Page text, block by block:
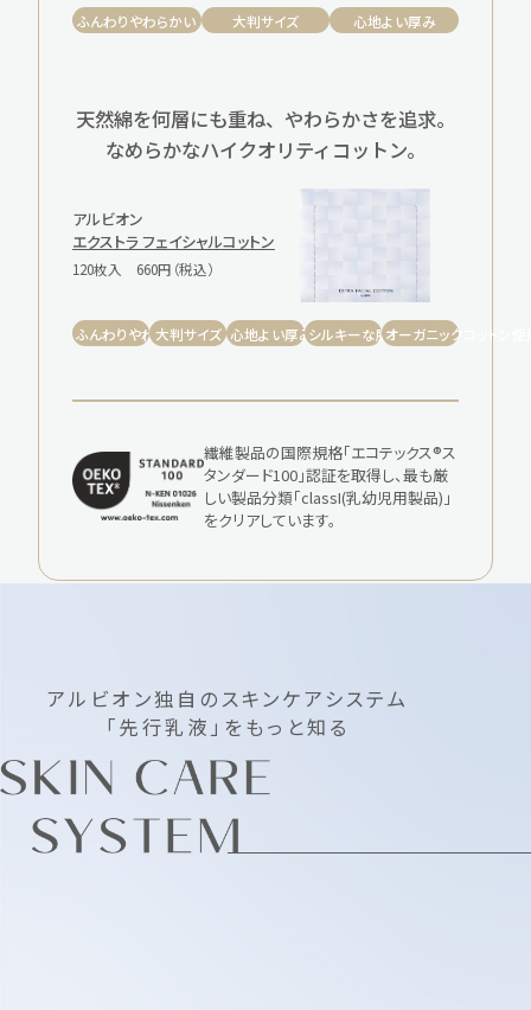
ふんわりやわらかい 大判サイズ 心地よい厚み
天然綿を何層にも重ね、やわらかさを追求。
なめらかなハイクオリティコットン。
アルビオン
エクストラ フェイシャルコットン
120枚入 660円（税込）
ふんわりやわらかい
大判サイズ 心地よい厚みシルキーな肌あたりオーガニックコットン使
繊維製品の国際規格「エコテックス®ス
タンダード100」認証を取得し、最も厳
しい製品分類「classI(乳幼児用製品)」
をクリアしています。
アルビオン独自のスキンケアシステム
「先行乳液」をもっと知る